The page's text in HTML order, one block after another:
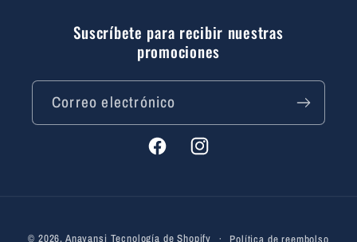
Suscríbete para recibir nuestras
promociones
Correo electrónico
FacebookInstagram
© 2026, Anayansi Tecnología de Shopify